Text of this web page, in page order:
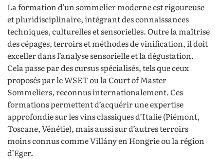
La formation d’un sommelier moderne est rigoureuse
et pluridisciplinaire, intégrant des connaissances
techniques, culturelles et sensorielles. Outre la maîtrise
des cépages, terroirs et méthodes de vinification, il doit
exceller dans l’analyse sensorielle et la dégustation.
Cela passe par des cursus spécialisés, tels que ceux
proposés par le WSET ou la Court of Master
Sommeliers, reconnus internationalement. Ces
formations permettent d’acquérir une expertise
approfondie sur les vins classiques d’Italie (Piémont,
Toscane, Vénétie), mais aussi sur d’autres terroirs
moins connus comme Villány en Hongrie ou la région
d’Eger.